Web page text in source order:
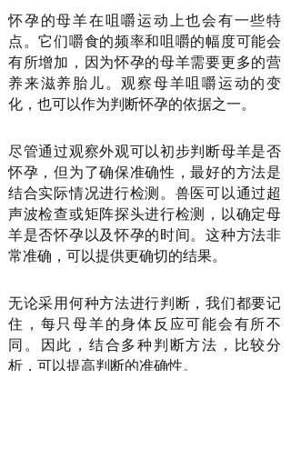
怀孕的母羊在咀嚼运动上也会有一些特
点。它们嚼食的频率和咀嚼的幅度可能会
有所增加，因为怀孕的母羊需要更多的营
养来滋养胎儿。观察母羊咀嚼运动的变
化，也可以作为判断怀孕的依据之一。
尽管通过观察外观可以初步判断母羊是否
怀孕，但为了确保准确性，最好的方法是
结合实际情况进行检测。兽医可以通过超
声波检查或矩阵探头进行检测，以确定母
羊是否怀孕以及怀孕的时间。这种方法非
常准确，可以提供更确切的结果。
无论采用何种方法进行判断，我们都要记
住，每只母羊的身体反应可能会有所不
同。因此，结合多种判断方法，比较分
析，可以提高判断的准确性。